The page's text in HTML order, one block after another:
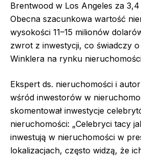
Brentwood w Los Angeles za
Obecna szacunkowa wartość
wysokości 11–15 milionów
zwrot z inwestycji, co świadczy
Winklera na rynku
Ekspert ds. nieruchomości i
wśród inwestorów w
skomentował inwestycje
nieruchomości: „Celebryci tacy
inwestują w nieruchomości w
lokalizacjach, często widzą, że